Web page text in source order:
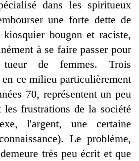
dans les spiritueux
une forte dette de
bougon et raciste,
à se faire passer pour
de femmes. Trois
en ce milieu particulièrement
70, représentent un peu
les frustrations de la société
l'argent, une certaine
Le problème,
très peu écrit et que